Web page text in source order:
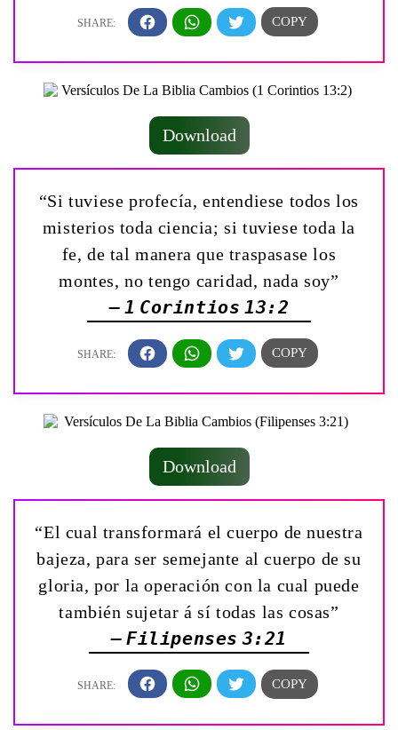
Download
“Si tuviese profecía, entendiese todos los
misterios toda ciencia; si tuviese toda la
fe, de tal manera que traspasase los
montes, no tengo caridad, nada soy”
— 1 Corintios 13:2
Download
“El cual transformará el cuerpo de nuestra
bajeza, para ser semejante al cuerpo de su
gloria, por la operación con la cual puede
también sujetar á sí todas las cosas”
— Filipenses 3:21